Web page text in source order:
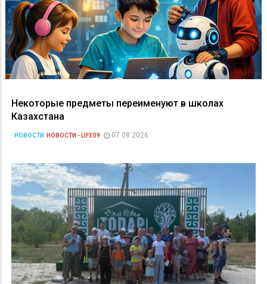
Некоторые предметы переименуют в школах
Казахстана
НОВОСТИ НОВОСТИ - LIFE09 07.08.2026